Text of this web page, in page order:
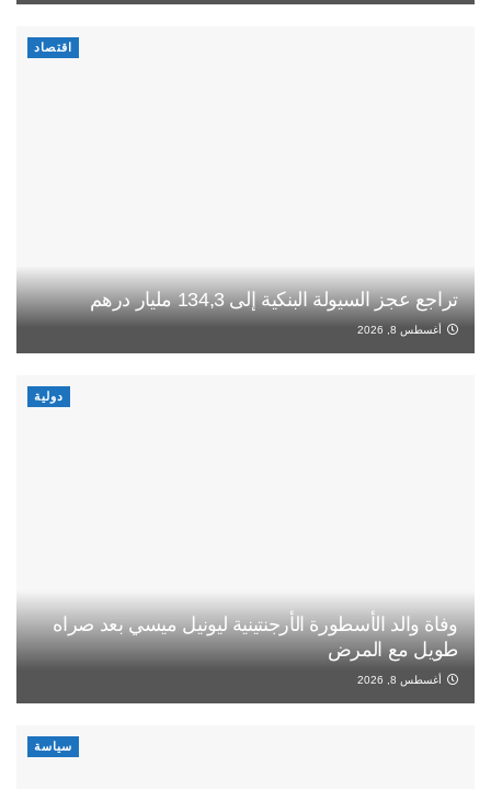
اقتصاد
تراجع عجز السيولة البنكية إلى 134,3 مليار درهم
أغسطس 8, 2026
دولية
وفاة والد الأسطورة الأرجنتينية ليونيل ميسي بعد صراه
طويل مع المرض
أغسطس 8, 2026
سياسة